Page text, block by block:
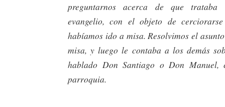
preguntarnos acerca de que trataba
evangelio, con el objeto de
habíamos ido a misa. Resolvimos el
misa, y luego le contaba a los demás
hablado Don Santiago o Don Manuel,
parroquia.